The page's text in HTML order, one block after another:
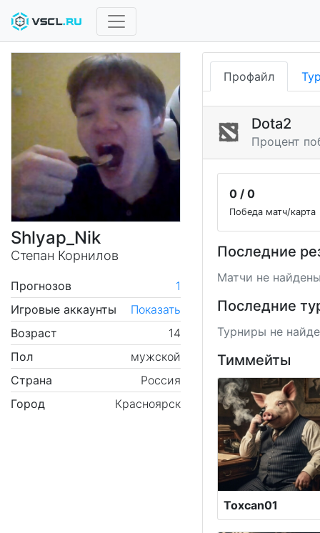
Shlyap_Nik
Степан Корнилов
Прогнозов
1
Игровые аккаунты
Показать
Возраст
14
Пол
мужской
Страна
Россия
Город
Красноярск
Профайл
Dota2
Процент
0 / 0
Победа матч/карта
Последние
Матчи не
Последние
Турниры не
Тиммейты
Toxcan01